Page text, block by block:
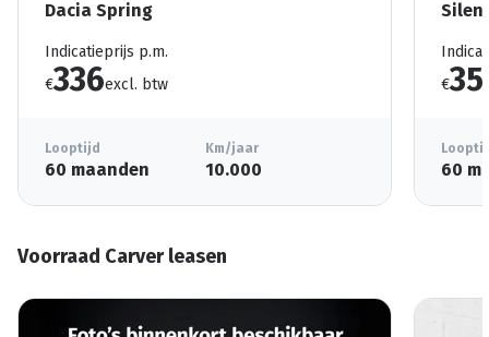
Dacia Spring
Indicatieprijs p.m.
€336excl. btw
Looptijd
60 maanden
Km/jaar
10.000
€
60
Voorraad Carver leasen